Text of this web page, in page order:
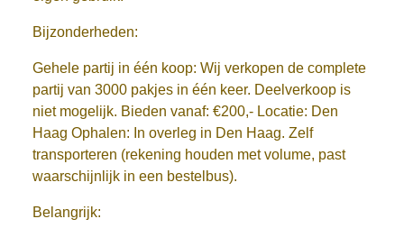
Bijzonderheden:
Gehele partij in één koop: Wij verkopen de complete
partij van 3000 pakjes in één keer. Deelverkoop is
niet mogelijk. Bieden vanaf: €200,- Locatie: Den
Haag Ophalen: In overleg in Den Haag. Zelf
transporteren (rekening houden met volume, past
waarschijnlijk in een bestelbus).
Belangrijk: